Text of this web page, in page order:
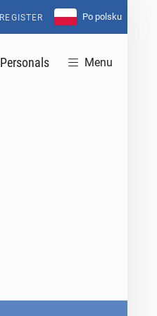
REGISTER Po polsku
Personals Menu